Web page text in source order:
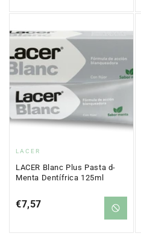
Proveedor:
LACER
LACER Blanc Plus Pasta d-
Menta Dentífrica 125ml
Precio
€7,57